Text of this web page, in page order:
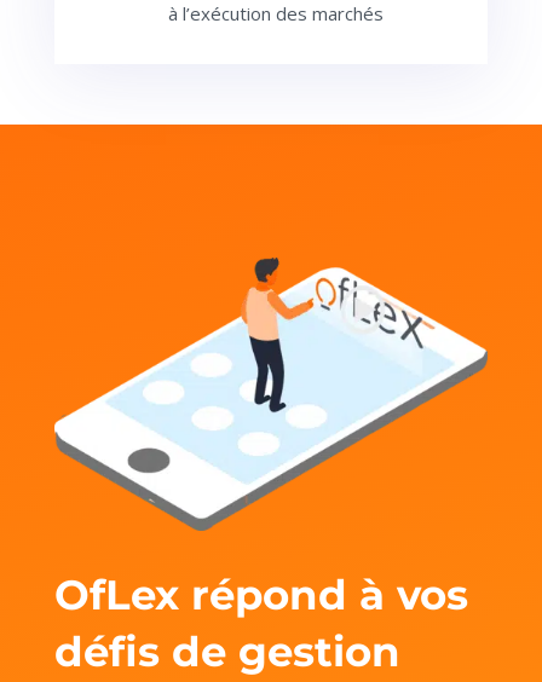
à l’exécution des marchés
OfLex répond à vos
défis de gestion